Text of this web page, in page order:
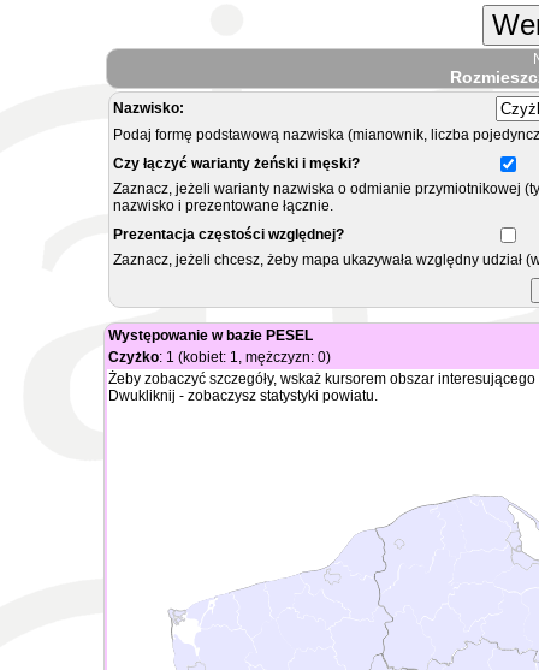
Nazwisko:
Podaj formę podstawową nazwiska (mianownik, liczba
Czy łączyć warianty żeński i męski?
Zaznacz, jeżeli warianty nazwiska o odmianie przymiotnikowej
nazwisko i prezentowane łącznie.
Prezentacja częstości względnej?
Zaznacz, jeżeli chcesz, żeby mapa ukazywała względny
Występowanie w bazie PESEL
Czyżko: 1 (kobiet: 1, mężczyzn: 0)
Żeby zobaczyć szczegóły, wskaż kursorem obszar
Dwukliknij - zobaczysz statystyki powiatu.